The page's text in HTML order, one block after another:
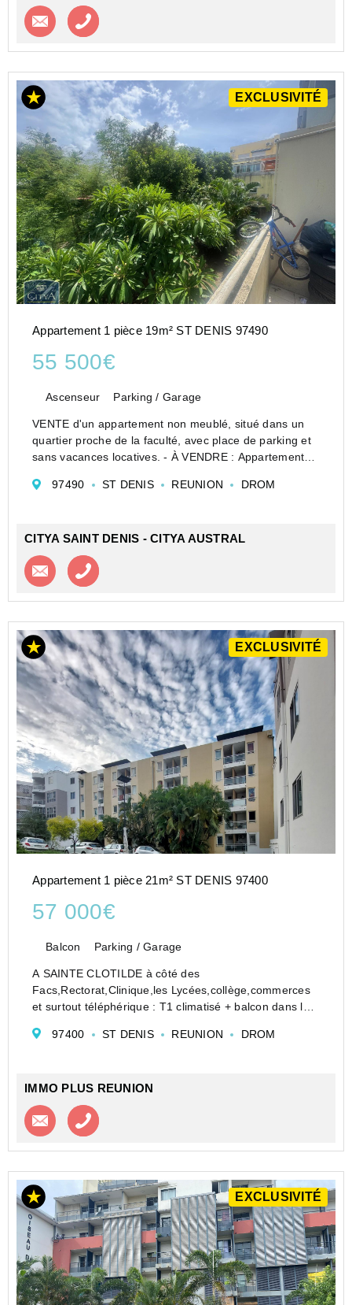
Contacter l'agence
EXCLUSIVITÉ
Appartement 1 pièce 19m² ST DENIS 97490
55 500€
Ascenseur Parking / Garage
VENTE d'un appartement non meublé, situé dans un
quartier proche de la faculté, avec place de parking et
sans vacances locatives. - À VENDRE : Appartement
prisé, à proximité de la faculté. Ce bien, non...
97490 ST DENIS REUNION DROM
CITYA SAINT DENIS - CITYA AUSTRAL
Contacter l'agence
EXCLUSIVITÉ
Appartement 1 pièce 21m² ST DENIS 97400
57 000€
Balcon Parking / Garage
A SAINTE CLOTILDE à côté des
Facs,Rectorat,Clinique,les Lycées,collège,commerces
et surtout téléphérique : T1 climatisé + balcon dans les
2014 + parking sous-sol.
97400 ST DENIS REUNION DROM
IMMO PLUS REUNION
Contacter l'agence
EXCLUSIVITÉ